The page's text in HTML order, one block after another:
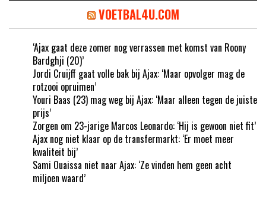
VOETBAL4U.COM
‘Ajax gaat deze zomer nog verrassen met komst van Roony
Bardghji (20)’
Jordi Cruijff gaat volle bak bij Ajax: ‘Maar opvolger mag de
rotzooi opruimen’
Youri Baas (23) mag weg bij Ajax: ‘Maar alleen tegen de juiste
prijs’
Zorgen om 23-jarige Marcos Leonardo: ‘Hij is gewoon niet fit’
Ajax nog niet klaar op de transfermarkt: ‘Er moet meer
kwaliteit bij’
Sami Ouaissa niet naar Ajax: ‘Ze vinden hem geen acht
miljoen waard’